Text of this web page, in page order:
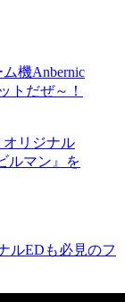
機Anbernic
トだぜ～！
ルEDも必見のフ